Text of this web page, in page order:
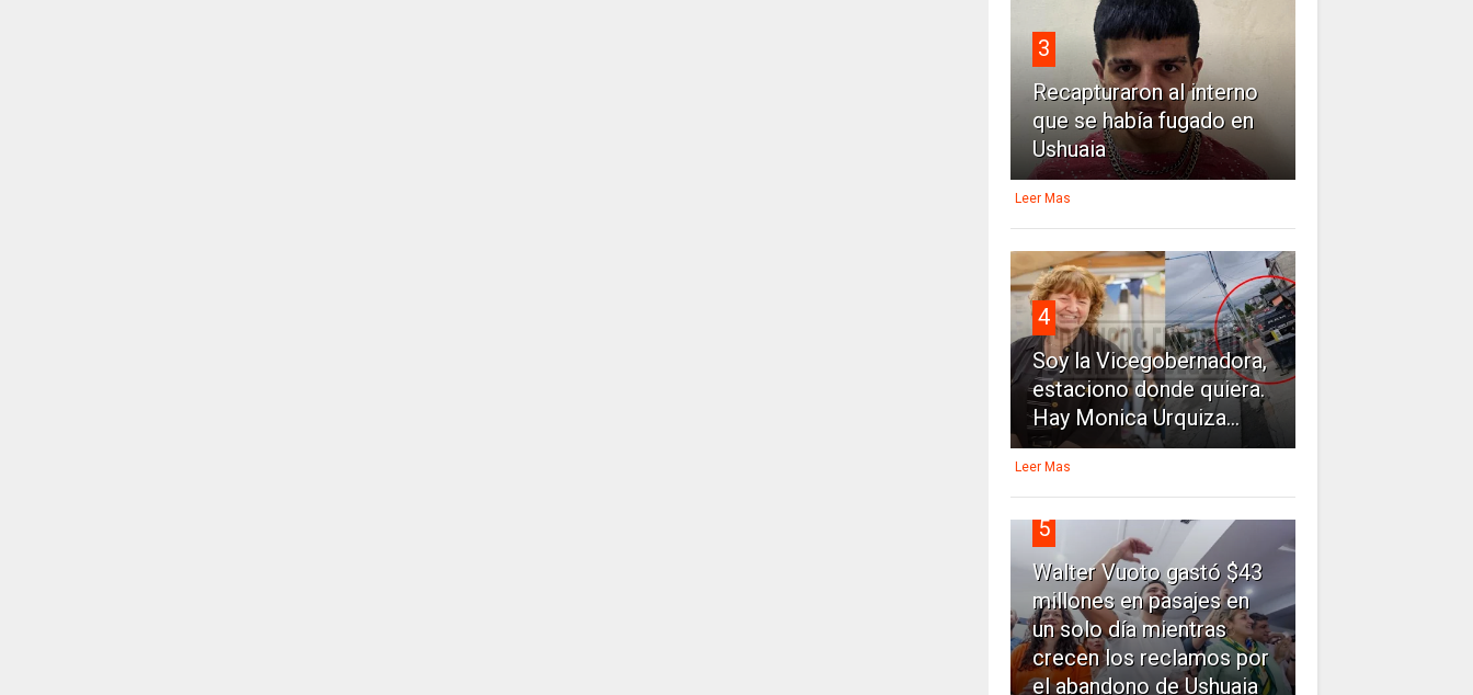
3
Recapturaron al interno
que se había fugado en
Ushuaia
Leer Mas
4
Soy la Vicegobernadora,
estaciono donde quiera.
Hay Monica Urquiza...
Leer Mas
5
Walter Vuoto gastó $43
millones en pasajes en
un solo día mientras
crecen los reclamos por
el abandono de Ushuaia